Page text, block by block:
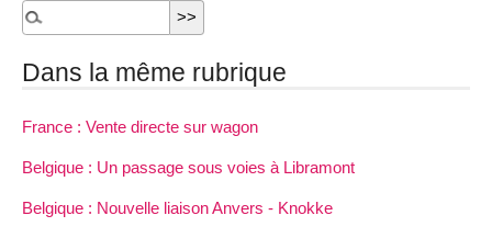
Dans la même rubrique
France : Vente directe sur wagon
Belgique : Un passage sous voies à Libramont
Belgique : Nouvelle liaison Anvers - Knokke